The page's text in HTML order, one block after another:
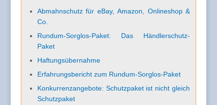
Abmahnschutz für eBay, Amazon, Onlineshop &
Co.
Rundum-Sorglos-Paket: Das Händlerschutz-
Paket
Haftungsübernahme
Erfahrungsbericht zum Rundum-Sorglos-Paket
Konkurrenzangebote: Schutzpaket ist nicht gleich
Schutzpaket